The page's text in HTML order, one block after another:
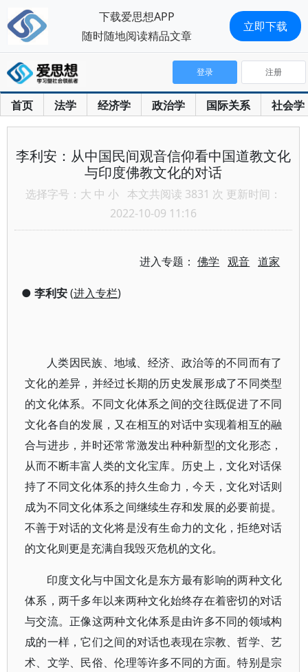
首页 法学 经济学 政治学 国际关系 社会学
登录 注册
李利安：从中国民间观音信仰看中国道教文化
与印度佛教文化的对话
选择字号： 大 中 小 本文共阅读 3831 次 更新时间：
2022-10-09 11:16
进入专题：佛学 观音 道家
● 李利安(进入专栏)
人类因民族、地域、经济、政治等的不同而有了
文化的差异，并经过长期的历史发展形成了不同类型
的文化体系。不同文化体系之间的交往既促进了不同
文化各自的发展，又在相互的对话中实现着相互的融
合与进步，并时还常常激发出种种新型的文化形态，
从而不断丰富人类的文化宝库。历史上，文化对话保
持了不同文化体系的持久生命力，今天，文化对话则
成为不同文化体系之间继续生存和发展的必要前提。
不善于对话的文化将是没有生命力的文化，拒绝对话
的文化则更是充满自我毁灭危机的文化。
印度文化与中国文化是东方最有影响的两种文化
体系，两千多年以来两种文化始终存在着密切的对话
与交流。正像这两种文化体系是由许多不同的领域构
成的一样，它们之间的对话也表现在宗教、哲学、艺
术、文学、民俗、伦理等许多不同的方面。特别是宗
下载爱思想APP
随时随地阅读精品文章
立即下载